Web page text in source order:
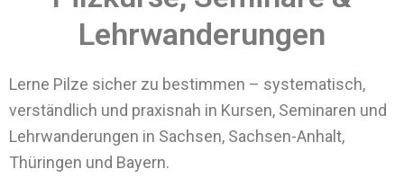
Lehrwanderungen
Lerne Pilze sicher zu bestimmen – systematisch,
verständlich und praxisnah in Kursen, Seminaren und
Lehrwanderungen in Sachsen, Sachsen-Anhalt,
Thüringen und Bayern.